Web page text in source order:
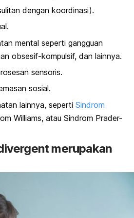
dengan koordinasi).
mental seperti gangguan
obsesif-kompulsif, dan lainnya.
sensoris.
sosial.
lainnya, seperti Sindrom
Williams, atau Sindrom Prader-
merupakan